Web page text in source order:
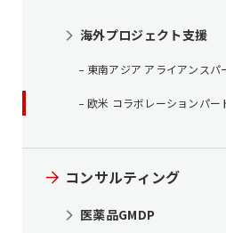
海外プロジェクト支援
東南アジア アライアンスパ
欧米 コラボレーションパー
コンサルティング
医薬品GMDP